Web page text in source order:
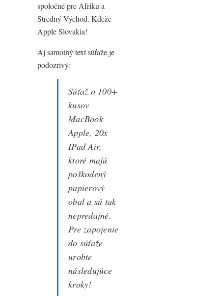
spoločné pre Afriku a
Stredný Východ. Kdeže
Apple Slovakia!
Aj samotný text súťaže je
podozrivý:
Súťaž o 100+
kusov
MacBook
Apple, 20x
IPad Air,
ktoré majú
poškodený
papierový
obal a sú tak
nepredajné.
Pre zapojenie
do súťaže
urobte
následujúce
kroky!